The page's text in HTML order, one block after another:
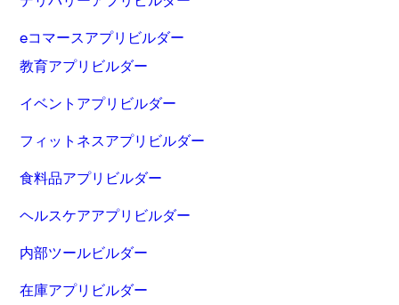
eコマースアプリビルダー
教育アプリビルダー
イベントアプリビルダー
フィットネスアプリビルダー
食料品アプリビルダー
ヘルスケアアプリビルダー
内部ツールビルダー
在庫アプリビルダー